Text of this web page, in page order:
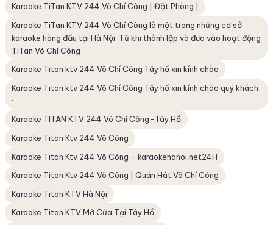
Karaoke TiTan KTV 244 Võ Chí Công | Đặt Phòng |
Karaoke TiTan KTV 244 Võ Chí Công là một trong những cơ sở
karaoke hàng đầu tại Hà Nội. Từ khi thành lập và đưa vào hoạt động
TiTan Võ Chí Công
Karaoke Titan ktv 244 Võ Chí Công Tây hồ xin kính chào
Karaoke Titan ktv 244 Võ Chí Công Tây hồ xin kính chào quý khách
·
Karaoke TITAN KTV 244 Võ Chí Công-Tây Hồ
Karaoke Titan Ktv 244 Võ Công
Karaoke Titan Ktv 244 Võ Công - karaokehanoi.net24H
Karaoke Titan Ktv 244 Võ Công | Quán Hát Võ Chí Công
Karaoke Titan KTV Hà Nội
Karaoke Titan KTV Mở Cửa Tại Tây Hồ